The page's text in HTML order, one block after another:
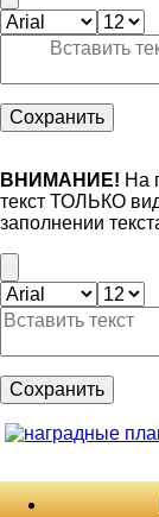
Сохранить
ВНИМАНИЕ! На
текст ТОЛЬКО
заполнении
Сохранить